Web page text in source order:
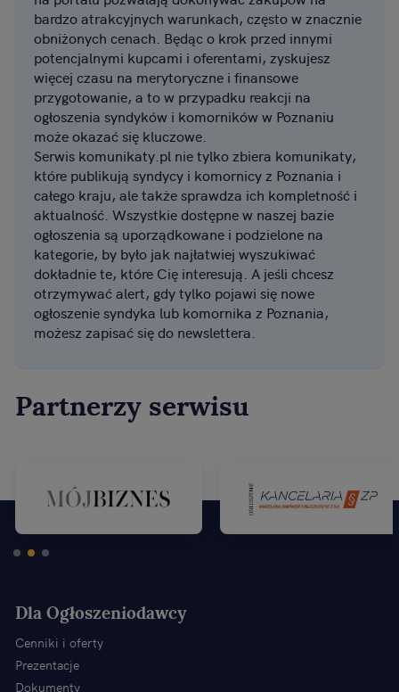
bardzo atrakcyjnych warunkach, często w znacznie
obniżonych cenach. Będąc o krok przed innymi
potencjalnymi kupcami i oferentami, zyskujesz
więcej czasu na merytoryczne i finansowe
przygotowanie, a to w przypadku reakcji na
ogłoszenia syndyków i komorników w Poznaniu
może okazać się kluczowe.
Serwis komunikaty.pl nie tylko zbiera komunikaty,
które publikują syndycy i komornicy z Poznania i
całego kraju, ale także sprawdza ich kompletność i
aktualność. Wszystkie dostępne w naszej bazie
ogłoszenia są uporządkowane i podzielone na
kategorie, by było jak najłatwiej wyszukiwać
dokładnie te, które Cię interesują. A jeśli chcesz
otrzymywać alert, gdy tylko pojawi się nowe
ogłoszenie syndyka lub komornika z Poznania,
możesz zapisać się do newslettera.
Partnerzy serwisu
Dla Ogłoszeniodawcy
Cenniki i oferty
Prezentacje
Dokumenty